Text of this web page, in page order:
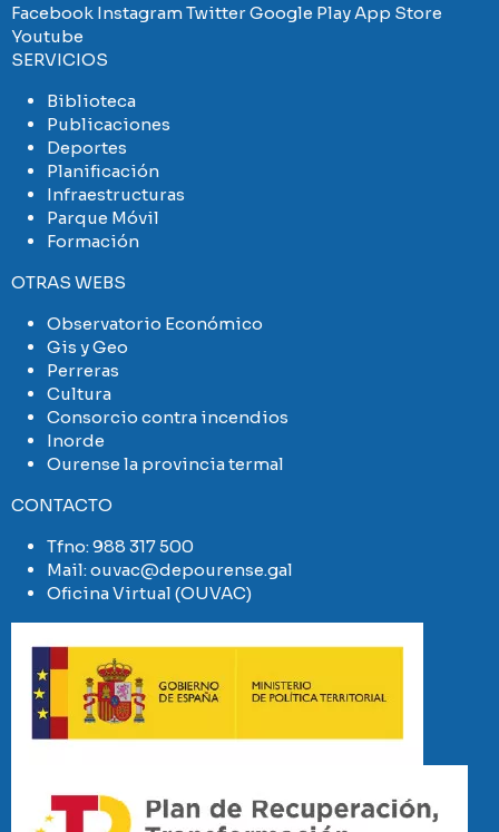
Facebook InstagramTwitterGoogle Play App Store
Youtube
SERVICIOS
Biblioteca
Publicaciones
Deportes
Planificación
Infraestructuras
Parque Móvil
Formación
OTRAS WEBS
Observatorio Económico
Gis y Geo
Perreras
Cultura
Consorcio contra incendios
Inorde
Ourense la provincia termal
CONTACTO
Tfno:988 317 500
Mail:ouvac@depourense.gal
Oficina Virtual (OUVAC)